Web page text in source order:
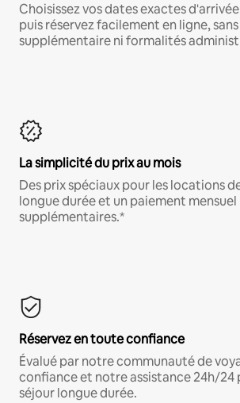
Choisissez vos dates exactes
puis réservez facilement en ligne,
supplémentaire ni formalités
La simplicité du prix au mois
Des prix spéciaux pour les locations
longue durée et un paiement mensuel
supplémentaires.*
Réservez en toute confiance
Évalué par notre communauté de
confiance et notre assistance 24h/
séjour longue durée.